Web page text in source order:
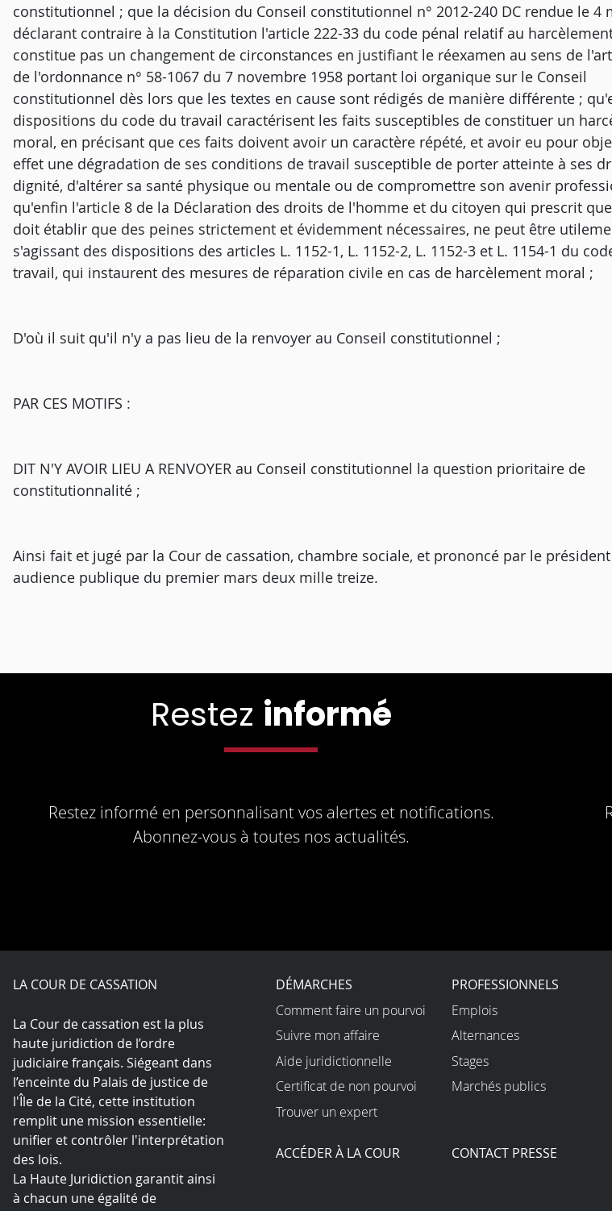
constitutionnel ; que la décision du Conseil constitutionnel n° 2012-240 DC rendue le 4
déclarant contraire à la Constitution l'article 222-33 du code pénal relatif au
constitue pas un changement de circonstances en justifiant le réexamen au sens de
de l'ordonnance n° 58-1067 du 7 novembre 1958 portant loi organique sur le Conseil
constitutionnel dès lors que les textes en cause sont rédigés de manière différente ;
dispositions du code du travail caractérisent les faits susceptibles de constituer un
moral, en précisant que ces faits doivent avoir un caractère répété, et avoir eu pour
effet une dégradation de ses conditions de travail susceptible de porter atteinte à ses
dignité, d'altérer sa santé physique ou mentale ou de compromettre son avenir
qu'enfin l'article 8 de la Déclaration des droits de l'homme et du citoyen qui prescrit
doit établir que des peines strictement et évidemment nécessaires, ne peut être
s'agissant des dispositions des articles L. 1152-1, L. 1152-2, L. 1152-3 et L. 1154-1 du
travail, qui instaurent des mesures de réparation civile en cas de harcèlement moral ;
D'où il suit qu'il n'y a pas lieu de la renvoyer au Conseil constitutionnel ;
PAR CES MOTIFS :
DIT N'Y AVOIR LIEU A RENVOYER au Conseil constitutionnel la question prioritaire de
constitutionnalité ;
Ainsi fait et jugé par la Cour de cassation, chambre sociale, et prononcé par le
audience publique du premier mars deux mille treize.
Restez informé
Restez informé en personnalisant vos alertes et notifications.
Abonnez-vous à toutes nos actualités.
LA COUR DE CASSATION
La Cour de cassation est la plus
haute juridiction de l’ordre
judiciaire français. Siégeant dans
l’enceinte du Palais de justice de
l'Île de la Cité, cette institution
remplit une mission essentielle:
unifier et contrôler l'interprétation
des lois.
La Haute Juridiction garantit ainsi
à chacun une égalité de
DÉMARCHES
Comment faire un pourvoi
Suivre mon affaire
Aide juridictionnelle
Certificat de non pourvoi
Trouver un expert
PROFESSIONNELS
Emplois
Alternances
Stages
Marchés publics
ACCÉDER À LA COUR CONTACT PRESSE